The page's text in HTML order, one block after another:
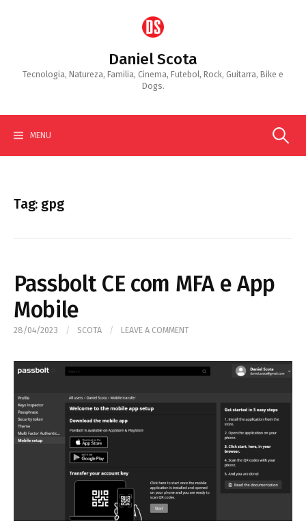
Daniel Scota
Tecnologia, Natureza, Familia, Cinema, Futebol, Rock, Guitarra, Bike e
Dogs.
MENU Search
Tag: gpg
Passbolt CE com MFA e App
Mobile
28/04/2023 / SCOTA / LEAVE A COMMENT